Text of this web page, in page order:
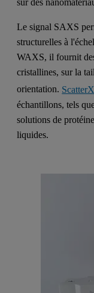
sur des
Le signal SAXS
structurelles à
WAXS, il fournit
cristallines, sur la
orientation.
échantillons, tels
solutions de
liquides.